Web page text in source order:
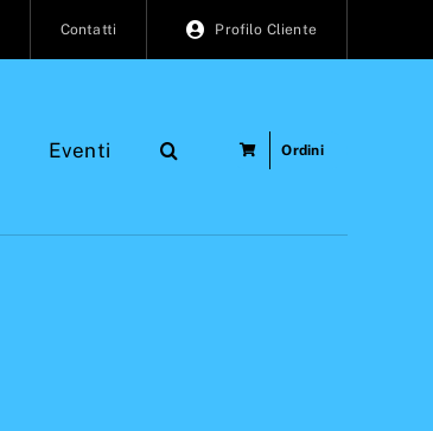
Contatti Profilo Cliente
Eventi Ordini